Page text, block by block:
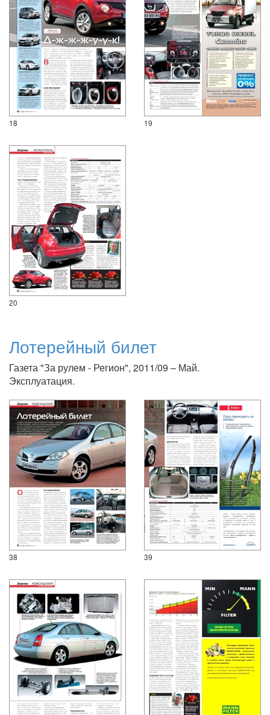
18 19
20
Лотерейный билет
Газета "За рулем - Регион", 2011/09 – Май.
Эксплуатация.
38 39